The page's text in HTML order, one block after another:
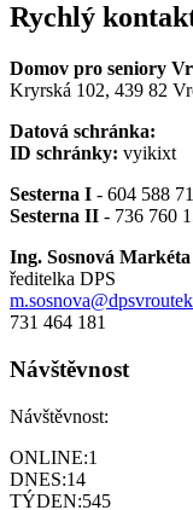
Rychlý
Domov pro seniory
Kryrská 102, 439 82
Datová schránka:
ID schránky: vyikixt
Sesterna I - 604 588
Sesterna II - 736 760
Ing. Sosnová Markéta
ředitelka DPS
731 464 181
Návštěvnost
Návštěvnost:
ONLINE:1
DNES:14
TÝDEN:545